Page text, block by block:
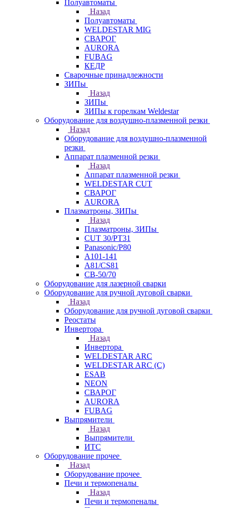
Полуавтоматы
Назад
Полуавтоматы
WELDESTAR MIG
СВАРОГ
AURORA
FUBAG
КЕДР
Сварочные принадлежности
ЗИПы
Назад
ЗИПы
ЗИПы к горелкам Weldestar
Оборудование для воздушно-плазменной резки
Назад
Оборудование для воздушно-плазменной
резки
Аппарат плазменной резки
Назад
Аппарат плазменной резки
WELDESTAR CUT
СВАРОГ
AURORA
Плазматроны, ЗИПы
Назад
Плазматроны, ЗИПы
CUT 30/PT31
Panasonic/P80
А101-141
А81/CS81
СВ-50/70
Оборудование для лазерной сварки
Оборудование для ручной дуговой сварки
Назад
Оборудование для ручной дуговой сварки
Реостаты
Инвертора
Назад
Инвертора
WELDESTAR ARC
WELDESTAR ARC (С)
ESAB
NEON
СВАРОГ
AURORA
FUBAG
Выпрямители
Назад
Выпрямители
ИТС
Оборудование прочее
Назад
Оборудование прочее
Печи и термопеналы
Назад
Печи и термопеналы